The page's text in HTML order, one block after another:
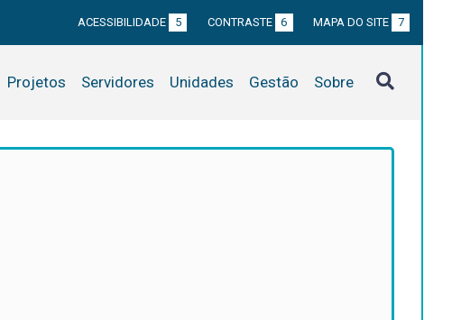
ACESSIBILIDADE 5 CONTRASTE 6 MAPA DO SITE 7
Projetos Servidores Unidades Gestão Sobre